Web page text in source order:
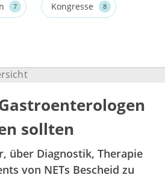
7 Kongresse 8
sollten
über Diagnostik, Therapie
von NETs Bescheid zu